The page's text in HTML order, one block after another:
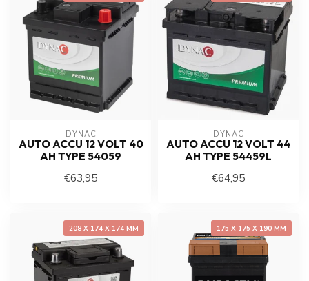
DYNAC
AUTO ACCU 12 VOLT 40
AH TYPE 54059
€63,95
DYNAC
AUTO ACCU 12 VOLT 44
AH TYPE 54459L
€64,95
208 X 174 X 174 MM 175 X 175 X 190 MM